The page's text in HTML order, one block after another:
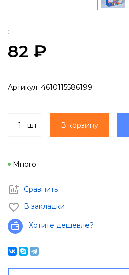
:
82 ₽
Артикул: 4610115586199
шт В корзину
Много
Сравнить
В закладки
Хотите дешевле?